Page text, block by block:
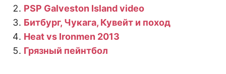
PSP Galveston Island video
Битбург, Чукага, Кувейт и поход
Heat vs Ironmen 2013
Грязный пейнтбол